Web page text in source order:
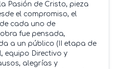
Pasión de Cristo, pieza
el compromiso, el
cada uno de
fue pensada,
a un público (II etapa de
equipo Directivo y
alegrías y